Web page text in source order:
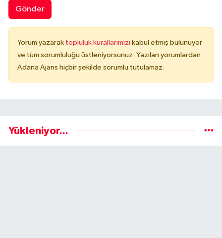
Gönder
Yorum yazarak topluluk kurallarımızı kabul etmiş bulunuyor
ve tüm sorumluluğu üstleniyorsunuz. Yazılan yorumlardan
Adana Ajans hiçbir şekilde sorumlu tutulamaz.
Yükleniyor...